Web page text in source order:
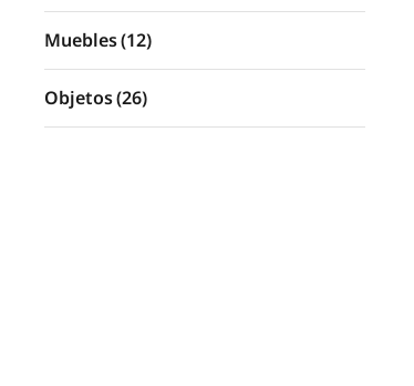
Muebles(12)
Objetos(26)